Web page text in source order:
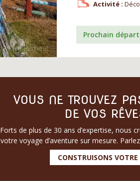
Activité :
Prochain
VOUS NE TROUVEZ
DE VOS
Forts de plus de 30 ans d’expertise, nous
voyage d’aventure sur mesure.
CONSTRUISONS VOTRE